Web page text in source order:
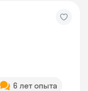
6 лет опыта